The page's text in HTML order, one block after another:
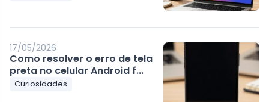
17/05/2026
Como resolver o erro de tela
preta no celular Android f...
Curiosidades